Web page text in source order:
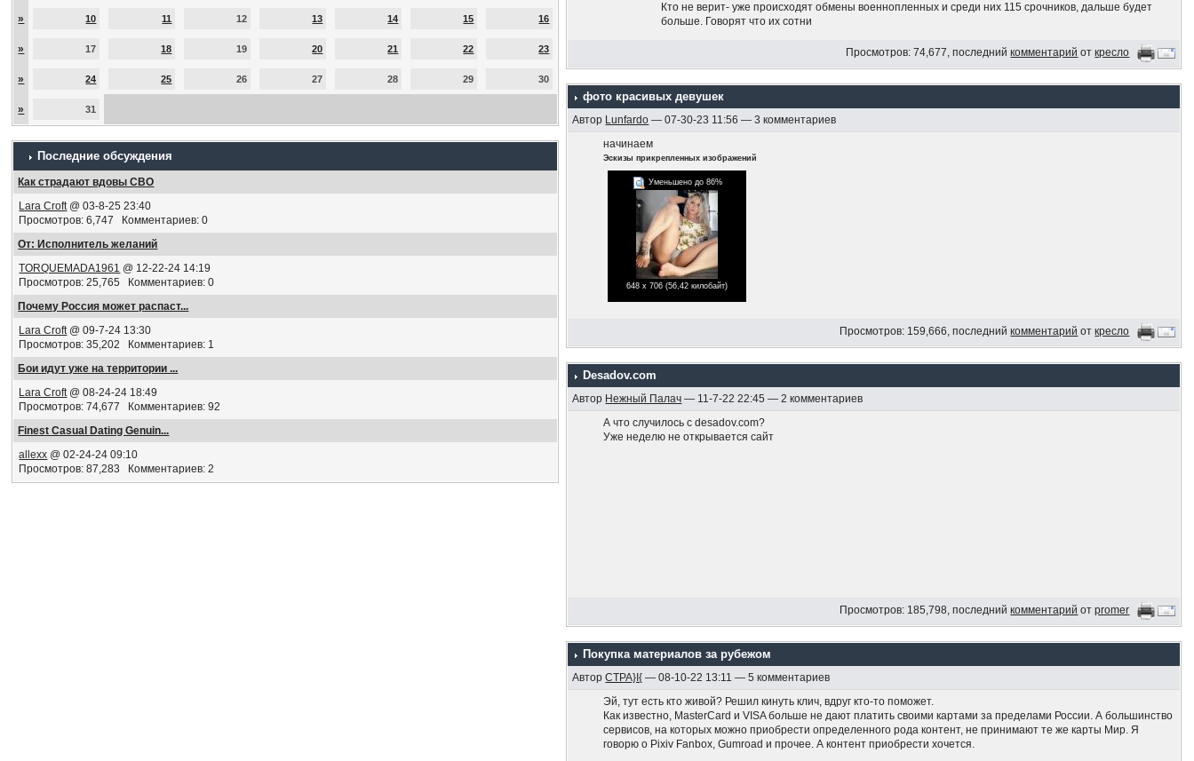
» 10 11 12 13 14 15 16
» 17 18 19 20 21 22 23
» 24 25 26 27 28 29 30
» 31
Последние обсуждения
Как страдают вдовы СВО
Lara Croft@ 03-8-25 23:40
Просмотров: 6,747 Комментариев: 0
От: Исполнитель желаний
TORQUEMADA1961 @ 12-22-24 14:19
Просмотров: 25,765 Комментариев: 0
Почему Россия может распаст...
Lara Croft@ 09-7-24 13:30
Просмотров: 35,202 Комментариев: 1
Бои идут уже на территории ...
Lara Croft@ 08-24-24 18:49
Просмотров: 74,677 Комментариев: 92
Finest Сasual Dating Genuin...
allexx @ 02-24-24 09:10
Просмотров: 87,283 Комментариев: 2
Кто не верит- уже происходят обмены военнопленных и среди них 115 срочников, дальше будет
больше. Говорят что их сотни
Жители Курской области бегут хрен знает куда,побросав хозяйство, даже за Урал. Путин роздал по
На курской АЭС провели молебен против наступления ВСУ
Беспилотники летают по всей России и бомбят нефтехраны и НПЗ
Это только то, что я слышал.. а что не слышал пока.. ууууу... держитесь там
Нет никаких красных линий, потому что Путин не ответил ядеркой на вторжение украинцев в
Рф. Угрозы ядеркой это блеф.
Никаких попыток остановить украинских оккупантов нет. Люди пропускают украинскую армию,
словно это Пригожин на Москву идёт.
Просмотров: 74,677, последнийкомментарий откресло
фото красивых девушек
Автор Lunfardo — 07-30-23 11:56 — 3 комментариев
начинаем
Эскизы прикрепленных изображений
Уменьшено до 86%
648 x 706 (56,42 килобайт)
Просмотров: 159,666, последнийкомментарий откресло
Desadov.com
Автор Нежный Палач — 11-7-22 22:45 — 2 комментариев
А что случилось с desadov.com?
Уже неделю не открывается сайт
Просмотров: 185,798, последнийкомментарий отpromer
Покупка материалов за рубежом
АвторCTPA}I{ — 08-10-22 13:11 — 5 комментариев
Эй, тут есть кто живой? Решил кинуть клич, вдруг кто-то поможет.
Как известно, MasterCard и VISA больше не дают платить своими картами за пределами России. А большинство
сервисов, на которых можно приобрести определенного рода контент, не принимают те же карты Мир. Я
говорю о Pixiv Fanbox, Gumroad и прочее. А контент приобрести хочется.